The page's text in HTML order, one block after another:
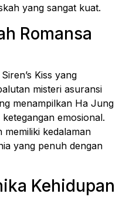
yang sangat kuat.
Romansa
Kiss yang
misteri asuransi
menampilkan Ha Jung
emosional.
kedalaman
yang penuh dengan
Kehidupan